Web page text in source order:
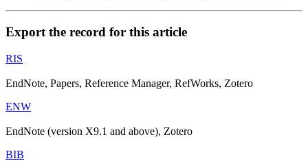
Export the record for this article
RIS
EndNote, Papers, Reference Manager, RefWorks, Zotero
ENW
EndNote (version X9.1 and above), Zotero
BIB